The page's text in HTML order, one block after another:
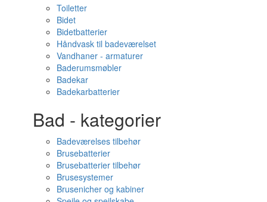
Toiletter
Bidet
Bidetbatterier
Håndvask til badeværelset
Vandhaner - armaturer
Baderumsmøbler
Badekar
Badekarbatterier
Bad - kategorier
Badeværelses tilbehør
Brusebatterier
Brusebatterier tilbehør
Brusesystemer
Brusenicher og kabiner